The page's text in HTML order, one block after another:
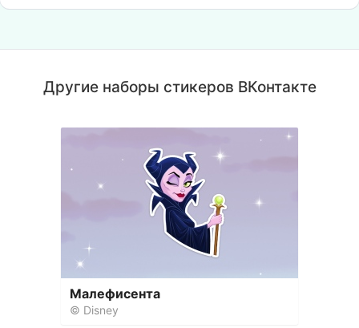
Другие наборы стикеров ВКонтакте
Малефисента
© Disney